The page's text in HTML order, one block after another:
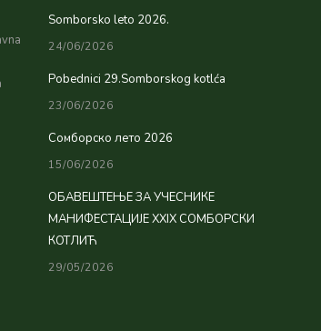
Somborsko leto 2026.
24/06/2026
Pobednici 29.Somborskog kotlća
23/06/2026
Сомборско лето 2026
15/06/2026
ОБАВЕШТЕЊЕ ЗА УЧЕСНИКЕ
МАНИФЕСТАЦИЈЕ XXIX СОМБОРСКИ
КОТЛИЋ
29/05/2026